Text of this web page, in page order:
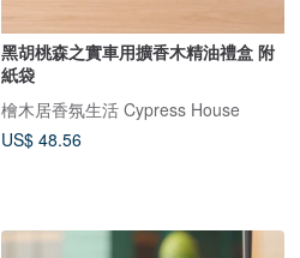
黑胡桃森之實車用擴香木精油禮盒 附
紙袋
檜木居香氛生活 Cypress House
US$ 48.56